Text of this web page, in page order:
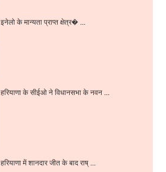
इनेलो के मान्यता प्राप्त क्षेत्र� ...
हरियाणा के सीईओ ने विधानसभा के नवन ...
हरियाणा में शानदार जीत के बाद राष् ...